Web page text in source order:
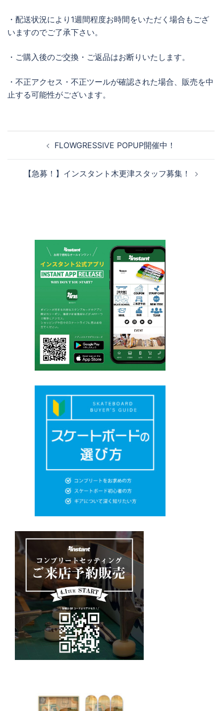
・配送状況により1週間程度お時間をいただく場合もござ
いますのでご了承下さい。
・ご購入後のご交換・ご返品はお断りいたします。
・不正アクセス・不正ツールが確認された場合、販売を中
止する可能性がございます。
FLOWGRESSIVE POPUP開催中！
【急募！】インスタント木更津スタッフ募集！